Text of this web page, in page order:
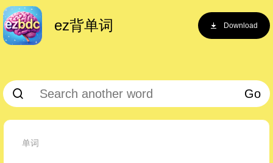
ez背单词 Download
Go
单词